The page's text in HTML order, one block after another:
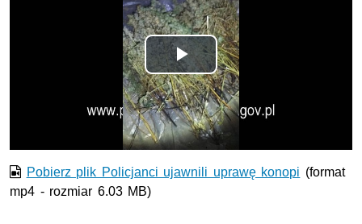
Odtwórz
wideo
Pobierz plik Policjanci ujawnili uprawę konopi (format
mp4 - rozmiar 6.03 MB)